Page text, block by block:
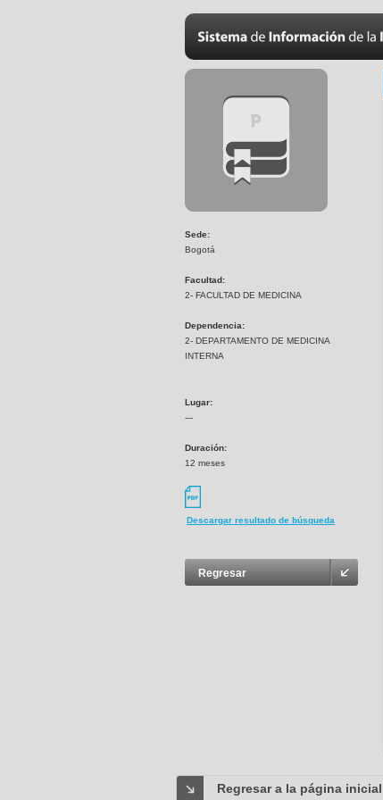
Sede:
Bogotá
Facultad:
2- FACULTAD DE MEDICINA
Dependencia:
2- DEPARTAMENTO DE MEDICINA
INTERNA
Lugar:
---
Duración:
12 meses
Descargar resultado de búsqueda
Regresar
Regresar a la página inicial